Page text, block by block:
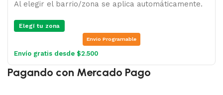
Al elegir el barrio/zona se aplica automáticamente.
Elegí tu zona
Envio Programable
Envío gratis desde $2.500
Pagando con Mercado Pago